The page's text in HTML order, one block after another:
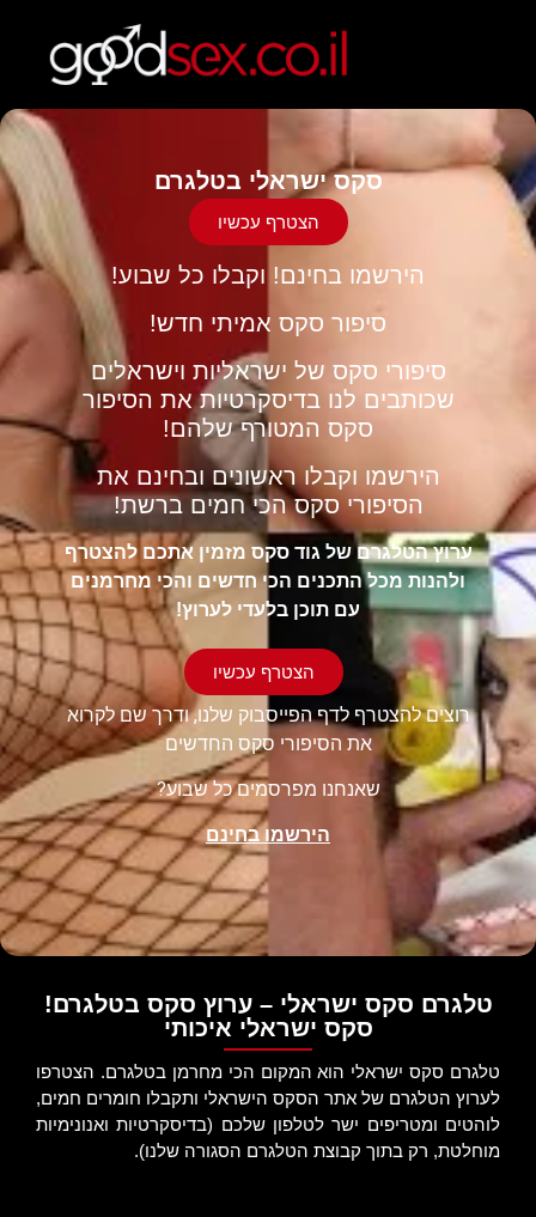
טלגרם סקס ישראלי – ערוץ סקס בטלגרם!
סקס ישראלי איכותי
טלגרם סקס ישראלי הוא המקום הכי מחרמן בטלגרם. הצטרפו
לערוץ הטלגרם של אתר הסקס הישראלי ותקבלו חומרים חמים,
לוהטים ומטריפים ישר לטלפון שלכם (בדיסקרטיות ואנונימיות
מוחלטת, רק בתוך קבוצת הטלגרם הסגורה שלנו).
סקס ישראלי בטלגרם
הצטרף עכשיו
הירשמו בחינם! וקבלו כל שבוע!
סיפור סקס אמיתי חדש!
סיפורי סקס של ישראליות וישראלים
שכותבים לנו בדיסקרטיות את הסיפור
סקס המטורף שלהם!
הירשמו וקבלו ראשונים ובחינם את
הסיפורי סקס הכי חמים ברשת!
ערוץ הטלגרם של גוד סקס מזמין אתכם להצטרף
ולהנות מכל התכנים הכי חדשים והכי מחרמנים
עם תוכן בלעדי לערוץ!
הצטרף עכשיו
רוצים להצטרף לדף הפייסבוק שלנו, ודרך שם לקרוא
את הסיפורי סקס החדשים
שאנחנו מפרסמים כל שבוע?
הירשמו בחינם